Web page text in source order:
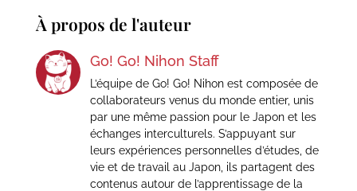
À propos de l'auteur
Go! Go! Nihon Staff
L’équipe de Go! Go! Nihon est composée de
collaborateurs venus du monde entier, unis
par une même passion pour le Japon et les
échanges interculturels. S’appuyant sur
leurs expériences personnelles d’études, de
vie et de travail au Japon, ils partagent des
contenus autour de l’apprentissage de la